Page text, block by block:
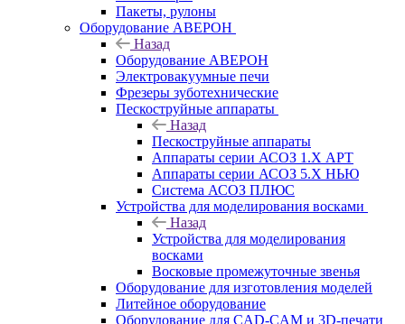
Пакеты, рулоны
Оборудование АВЕРОН
Назад
Оборудование АВЕРОН
Электровакуумные печи
Фрезеры зуботехнические
Пескоструйные аппараты
Назад
Пескоструйные аппараты
Аппараты серии АСОЗ 1.Х АРТ
Аппараты серии АСОЗ 5.Х НЬЮ
Система АСОЗ ПЛЮС
Устройства для моделирования восками
Назад
Устройства для моделирования
восками
Восковые промежуточные звенья
Оборудование для изготовления моделей
Литейное оборудование
Оборудование для CAD-CAM и 3D-печати